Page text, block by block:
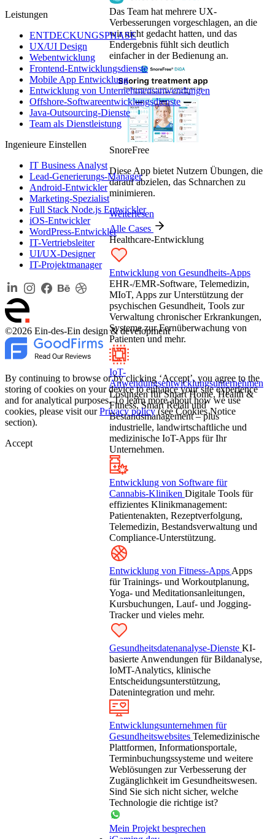
Das Team hat mehrere UX-
Verbesserungen vorgeschlagen, an die
wir nicht gedacht hatten, und das
Endergebnis fühlt sich deutlich
einfacher in der Bedienung an.
SnoreFree
Diese App bietet Nutzern Übungen, die
darauf abzielen, das Schnarchen zu
minimieren.
Weiterlesen
Alle Cases
Healthcare-Entwicklung
Entwicklung von Gesundheits-Apps
EHR-/EMR-Software, Telemedizin,
MIoT, Apps zur Unterstützung der
psychischen Gesundheit, Tools zur
Verwaltung chronischer Erkrankungen,
Systeme zur Fernüberwachung von
Patienten und mehr.
IoT-
Anwendungsentwicklungsunternehmen
Lösungen für Smart Home, Health &
Fitness, Smart Retail und
Bestandsmanagement – plus
industrielle, landwirtschaftliche und
medizinische IoT-Apps für Ihr
Unternehmen.
Entwicklung von Software für
Cannabis-Kliniken Digitale Tools für
effizientes Klinikmanagement:
Patientenakten, Rezeptverfolgung,
Telemedizin, Bestandsverwaltung und
Compliance-Unterstützung.
Entwicklung von Fitness-Apps Apps
für Trainings- und Workoutplanung,
Yoga- und Meditationsanleitungen,
Kursbuchungen, Lauf- und Jogging-
Tracker und vieles mehr.
Gesundheitsdatenanalyse-Dienste KI-
basierte Anwendungen für Bildanalyse,
IoMT-Analytics, klinische
Entscheidungsunterstützung,
Datenintegration und mehr.
Entwicklungsunternehmen für
Gesundheitswebsites Telemedizinische
Plattformen, Informationsportale,
Terminbuchungssysteme und weitere
Weblösungen zur Verbesserung der
Zugänglichkeit im Gesundheitswesen.
Sind Sie sich nicht sicher, welche
Technologie die richtige ist?
Mein Projekt besprechen
Leistungen
ENTDECKUNGSPHASE
UX/UI Design
Webentwicklung
Frontend-Entwicklungsdienste
Mobile App Entwicklung
Entwicklung von Unternehmensanwendungen
Offshore-Softwareentwicklungsdienste
Java-Outsourcing-Dienste
Team als Dienstleistung
Ingenieure Einstellen
IT Business Analyst
Lead-Generierungs-Manager
Android-Entwickler
Marketing-Spezialist
Full Stack Node.js Entwickler
iOS-Entwickler
WordPress-Entwickler
IT-Vertriebsleiter
UI/UX-Designer
IT-Projektmanager
©2026 Ein-des-Ein design & development
By continuing to browse or by clicking ‘Accept’, you agree to the
storing of cookies on your device to enhance your site experience
and for analytical purposes. To learn more about how we use
cookies, please visit ourPrivacy policy(see Cookies Notice
section).
Accept